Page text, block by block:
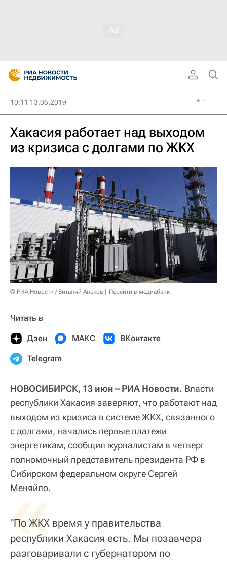
10:11 13.06.2019
Хакасия работает над выходом
из кризиса с долгами по ЖКХ
© РИА Новости / Виталий Аньков Перейти в медиабанк
Читать в
Дзен МАКС ВКонтакте
Telegram
НОВОСИБИРСК, 13 июн – РИА Новости. Власти
республики Хакасия заверяют, что работают над
выходом из кризиса в системе ЖКХ, связанного
с долгами, начались первые платежи
энергетикам, сообщил журналистам в четверг
полномочный представитель президента РФ в
Сибирском федеральном округе Сергей
Меняйло.
«
"По ЖКХ время у правительства
республики Хакасия есть. Мы позавчера
разговаривали с губернатором по